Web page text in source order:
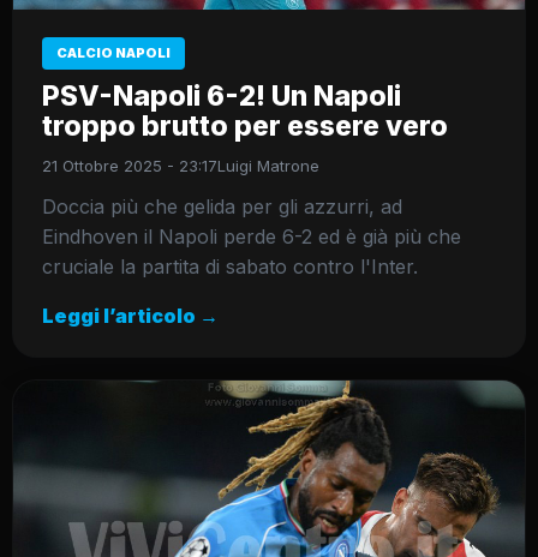
CALCIO NAPOLI
PSV-Napoli 6-2! Un Napoli
troppo brutto per essere vero
21 Ottobre 2025 - 23:17Luigi Matrone
Doccia più che gelida per gli azzurri, ad
Eindhoven il Napoli perde 6-2 ed è già più che
cruciale la partita di sabato contro l'Inter.
Leggi l’articolo →